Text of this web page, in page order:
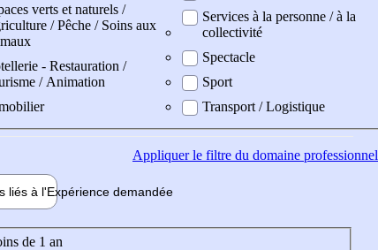
verts et naturels /
/ Pêche / Soins aux
- Restauration /
/ Animation
Services à la personne / à la
collectivité
Spectacle
Sport
Transport / Logistique
Appliquerle filtre du domaine professionnel
liés à l'Expérience demandée
de 1 an